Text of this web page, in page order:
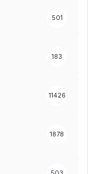
501
183
11426
1878